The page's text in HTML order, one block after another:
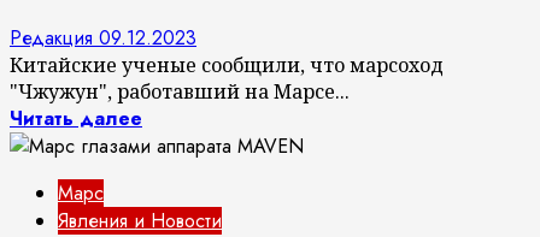
Редакция 09.12.2023
Китайские ученые сообщили, что марсоход
"Чжужун", работавший на Марсе...
Читать далее
Марс
Явления и Новости